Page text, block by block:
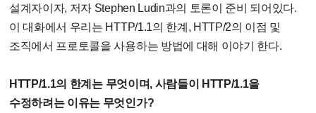
설계자이자, 저자 Stephen Ludin과의 토론이 준비 되어있다.
이 대화에서 우리는 HTTP/1.1의 한계, HTTP/2의 이점 및
조직에서 프로토콜을 사용하는 방법에 대해 이야기 한다.
HTTP/1.1의 한계는 무엇이며, 사람들이 HTTP/1.1을
수정하려는 이유는 무엇인가?